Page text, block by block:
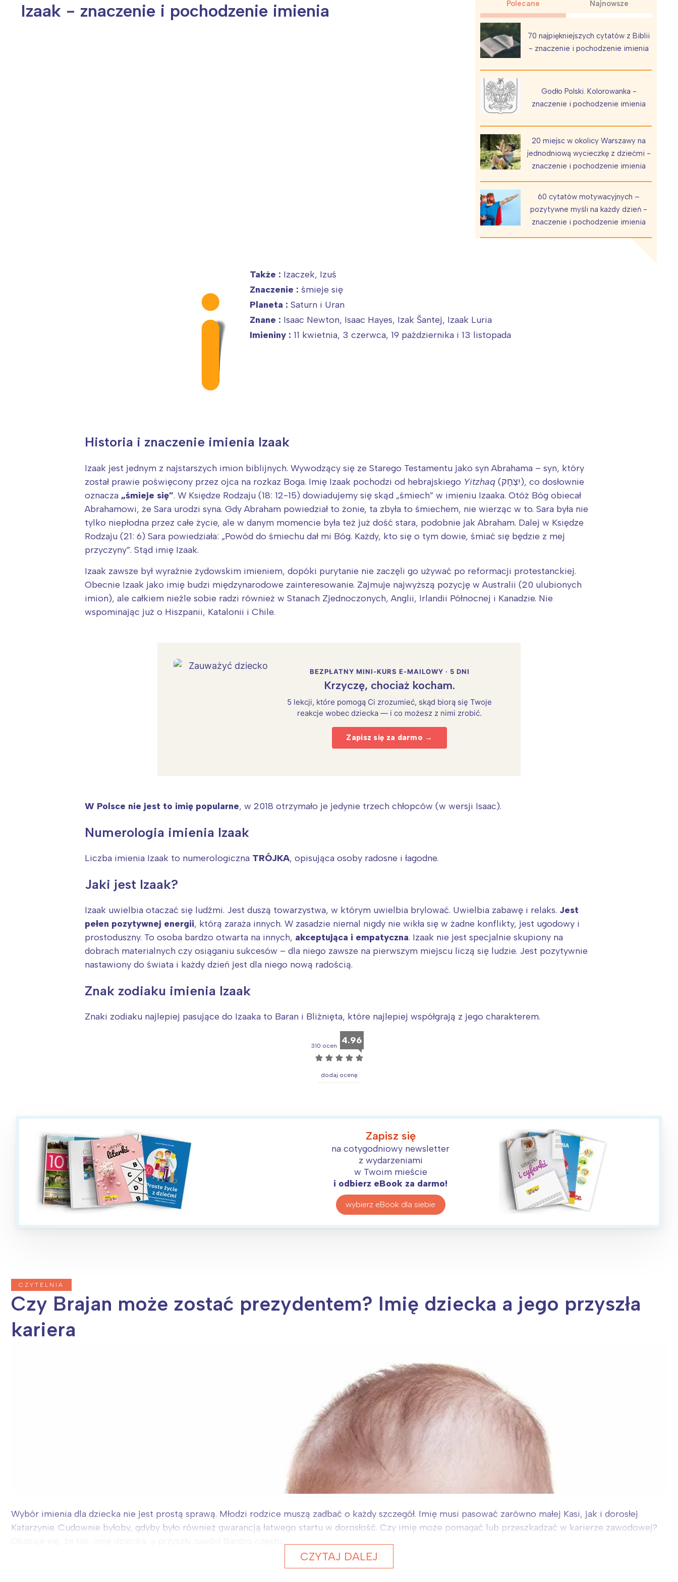
Izaak - znaczenie i pochodzenie imienia Polecane Najnowsze
70 najpiękniejszych cytatów z Biblii
- znaczenie i pochodzenie imienia
Godło Polski. Kolorowanka -
znaczenie i pochodzenie imienia
20 miejsc w okolicy Warszawy na
jednodniową wycieczkę z dziećmi -
znaczenie i pochodzenie imienia
60 cytatów motywacyjnych –
pozytywne myśli na każdy dzień -
znaczenie i pochodzenie imienia
Także : Izaczek, Izuś
Znaczenie : śmieje się
Planeta : Saturn i Uran
Znane : Isaac Newton, Isaac Hayes, Izak Šantej, Izaak Luria
Imieniny : 11 kwietnia, 3 czerwca, 19 października i 13 listopada
Historia i znaczenie imienia Izaak
Izaak jest jednym z najstarszych imion biblijnych. Wywodzący się ze Starego Testamentu jako syn Abrahama – syn, który
został prawie poświęcony przez ojca na rozkaz Boga. Imię Izaak pochodzi od hebrajskiego Yitzhaq (יִצְחָק), co dosłownie
oznacza „śmieje się”. W Księdze Rodzaju (18: 12-15) dowiadujemy się skąd „śmiech” w imieniu Izaaka. Otóż Bóg obiecał
Abrahamowi, że Sara urodzi syna. Gdy Abraham powiedział to żonie, ta zbyła to śmiechem, nie wierząc w to. Sara była nie
tylko niepłodna przez całe życie, ale w danym momencie była też już dość stara, podobnie jak Abraham. Dalej w Księdze
Rodzaju (21: 6) Sara powiedziała: „Powód do śmiechu dał mi Bóg. Każdy, kto się o tym dowie, śmiać się będzie z mej
przyczyny”. Stąd imię Izaak.
Izaak zawsze był wyraźnie żydowskim imieniem, dopóki purytanie nie zaczęli go używać po reformacji protestanckiej.
Obecnie Izaak jako imię budzi międzynarodowe zainteresowanie. Zajmuje najwyższą pozycję w Australii (20 ulubionych
imion), ale całkiem nieźle sobie radzi również w Stanach Zjednoczonych, Anglii, Irlandii Północnej i Kanadzie. Nie
wspominając już o Hiszpanii, Katalonii i Chile.
BEZPŁATNY MINI-KURS E-MAILOWY · 5 DNI
Krzyczę, chociaż kocham.
5 lekcji, które pomogą Ci zrozumieć, skąd biorą się Twoje
reakcje wobec dziecka — i co możesz z nimi zrobić.
Zapisz się za darmo →
W Polsce nie jest to imię popularne, w 2018 otrzymało je jedynie trzech chłopców (w wersji Isaac).
Numerologia imienia Izaak
Liczba imienia Izaak to numerologiczna TRÓJKA, opisująca osoby radosne i łagodne.
Jaki jest Izaak?
Izaak uwielbia otaczać się ludźmi. Jest duszą towarzystwa, w którym uwielbia brylować. Uwielbia zabawę i relaks. Jest
pełen pozytywnej energii, którą zaraża innych. W zasadzie niemal nigdy nie wikła się w żadne konflikty, jest ugodowy i
prostoduszny. To osoba bardzo otwarta na innych, akceptująca i empatyczna. Izaak nie jest specjalnie skupiony na
dobrach materialnych czy osiąganiu sukcesów – dla niego zawsze na pierwszym miejscu liczą się ludzie. Jest pozytywnie
nastawiony do świata i każdy dzień jest dla niego nową radością.
Znak zodiaku imienia Izaak
Znaki zodiaku najlepiej pasujące do Izaaka to Baran i Bliźnięta, które najlepiej współgrają z jego charakterem.
310 ocen 4.96
☆ ☆ ☆ ☆ ☆
dodaj ocenę
Zapisz się
na cotygodniowy newsletter
z wydarzeniami
w Twoim mieście
i odbierz eBook za darmo!
wybierz eBook dla siebie
CZYTELNIA
Czy Brajan może zostać prezydentem? Imię dziecka a jego przyszła
kariera
Wybór imienia dla dziecka nie jest prostą sprawą. Młodzi rodzice muszą zadbać o każdy szczegół. Imię musi pasować zarówno małej Kasi, jak i dorosłej
Katarzynie. Cudownie byłoby, gdyby było również gwarancją łatwego startu w dorosłość. Czy imię może pomagać lub przeszkadzać w karierze zawodowej?
CZYTAJ DALEJ
Trójmiasto
Poznań
Wrocław
Południe
Północ
Wszystkie
Wybieram